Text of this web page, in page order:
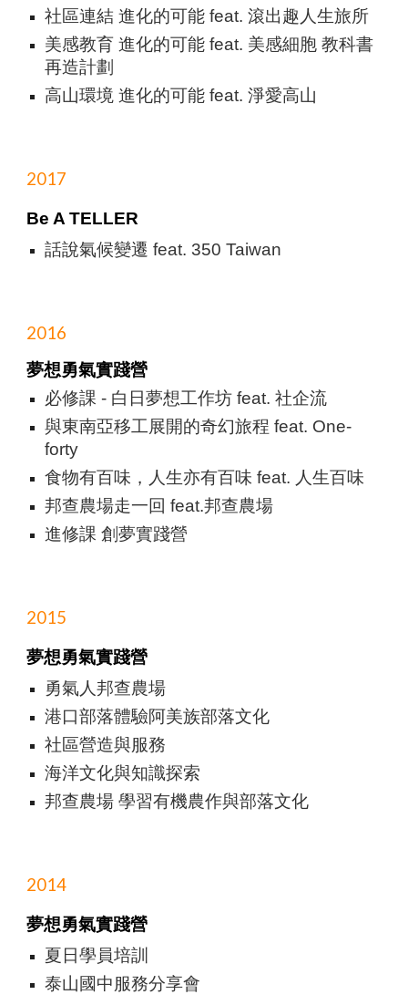
社區連結 進化的可能 feat. 滾出趣人生旅所
美感教育 進化的可能 feat. 美感細胞 教科書
再造計劃
高山環境 進化的可能 feat. 淨愛高山
2017
Be A TELLER
話說氣候變遷 feat. 350 Taiwan
2016
夢想勇氣實踐營
必修課 - 白日夢想工作坊 feat. 社企流
與東南亞移工展開的奇幻旅程 feat. One-
forty
食物有百味，人生亦有百味 feat. 人生百味
邦查農場走一回 feat.邦查農場
進修課 創夢實踐營
2015
夢想勇氣實踐營
勇氣人邦查農場
港口部落體驗阿美族部落文化
社區營造與服務
海洋文化與知識探索
邦查農場 學習有機農作與部落文化
2014
夢想勇氣實踐營
夏日學員培訓
泰山國中服務分享會